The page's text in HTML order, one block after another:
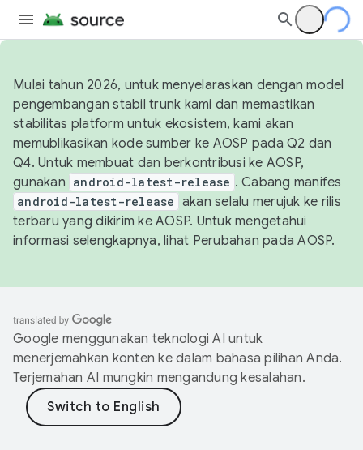
Mulai tahun 2026, untuk menyelaraskan dengan model
pengembangan stabil trunk kami dan memastikan
stabilitas platform untuk ekosistem, kami akan
memublikasikan kode sumber ke AOSP pada Q2 dan
Q4. Untuk membuat dan berkontribusi ke AOSP,
gunakan android-latest-release . Cabang manifes
android-latest-release akan selalu merujuk ke rilis
terbaru yang dikirim ke AOSP. Untuk mengetahui
informasi selengkapnya, lihat Perubahan pada AOSP.
Google menggunakan teknologi AI untuk
menerjemahkan konten ke dalam bahasa pilihan Anda.
Terjemahan AI mungkin mengandung kesalahan.